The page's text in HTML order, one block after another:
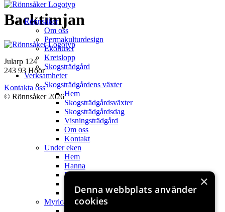
Hoppa
till
Rönnsåker
Om oss
Permakulturdesign
Ekohuset
Kretslopp
Skogsträdgård
Verksamheter
Skogsträdgårdens växter
Hem
Skogsträdgårdsväxter
Skogsträdgårdsdag
Visningsträdgård
Om oss
Kontakt
Under eken
Hem
Hanna
Filmer
Kontakt
Myricas
Backtimjan
Jularp 124
243 93 Höör
Kontakta oss
© Rönnsåker 2026
×
Denna webbplats använder
cookies